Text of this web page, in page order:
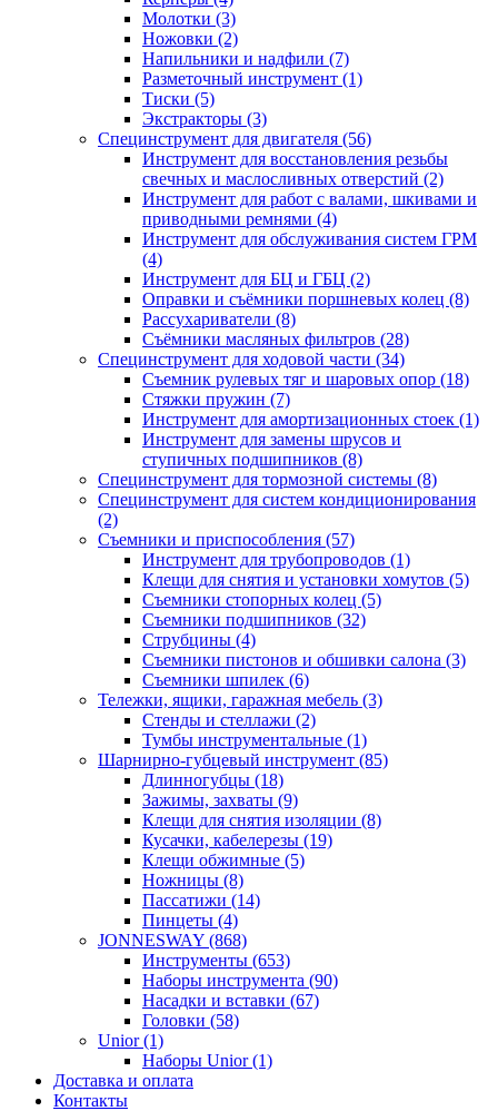
Молотки (3)
Ножовки (2)
Напильники и надфили (7)
Разметочный инструмент (1)
Тиски (5)
Экстракторы (3)
Специнструмент для двигателя (56)
Инструмент для восстановления резьбы
свечных и маслосливных отверстий (2)
Инструмент для работ с валами, шкивами и
приводными ремнями (4)
Инструмент для обслуживания систем ГРМ
(4)
Инструмент для БЦ и ГБЦ (2)
Оправки и съёмники поршневых колец (8)
Рассухариватели (8)
Съёмники масляных фильтров (28)
Специнструмент для ходовой части (34)
Съемник рулевых тяг и шаровых опор (18)
Стяжки пружин (7)
Инструмент для амортизационных стоек (1)
Инструмент для замены шрусов и
ступичных подшипников (8)
Специнструмент для тормозной системы (8)
Специнструмент для систем кондиционирования
(2)
Съемники и приспособления (57)
Инструмент для трубопроводов (1)
Клещи для снятия и установки хомутов (5)
Съемники стопорных колец (5)
Съемники подшипников (32)
Струбцины (4)
Съемники пистонов и обшивки салона (3)
Съемники шпилек (6)
Тележки, ящики, гаражная мебель (3)
Cтенды и стеллажи (2)
Тумбы инструментальные (1)
Шарнирно-губцевый инструмент (85)
Длинногубцы (18)
Зажимы, захваты (9)
Клещи для снятия изоляции (8)
Кусачки, кабелерезы (19)
Клещи обжимные (5)
Ножницы (8)
Пассатижи (14)
Пинцеты (4)
JONNESWAY (868)
Инструменты (653)
Наборы инструмента (90)
Насадки и вставки (67)
Головки (58)
Unior (1)
Наборы Unior (1)
Доставка и оплата
Контакты